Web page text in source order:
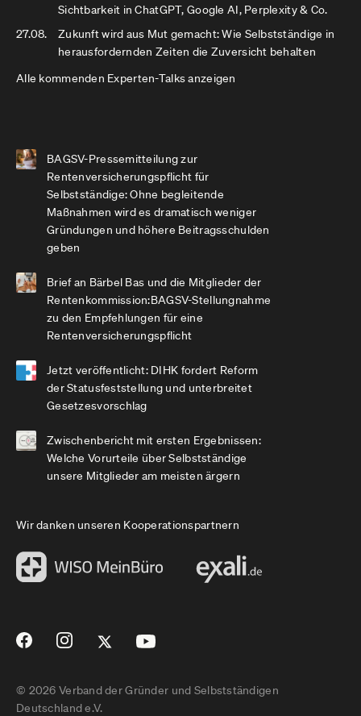
Sichtbarkeit in ChatGPT, Google AI, Perplexity & Co.
27.08.
Zukunft wird aus Mut gemacht: Wie Selbstständige in
herausfordernden Zeiten die Zuversicht behalten
Alle kommenden Experten-Talks anzeigen
BAGSV-Pressemitteilung zur
Rentenversicherungspflicht für
Selbstständige: Ohne begleitende
Maßnahmen wird es dramatisch weniger
Gründungen und höhere Beitragsschulden
geben
Brief an Bärbel Bas und die Mitglieder der
Rentenkommission:BAGSV-Stellungnahme
zu den Empfehlungen für eine
Rentenversicherungspflicht
Jetzt veröffentlicht: DIHK fordert Reform
der Statusfeststellung und unterbreitet
Gesetzesvorschlag
Zwischenbericht mit ersten Ergebnissen:
Welche Vorurteile über Selbstständige
unsere Mitglieder am meisten ärgern
Wir danken unseren Kooperationspartnern
© 2026 Verband der Gründer und Selbstständigen
Deutschland e.V.